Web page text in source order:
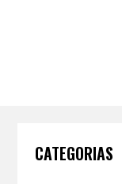
CATEGORIAS